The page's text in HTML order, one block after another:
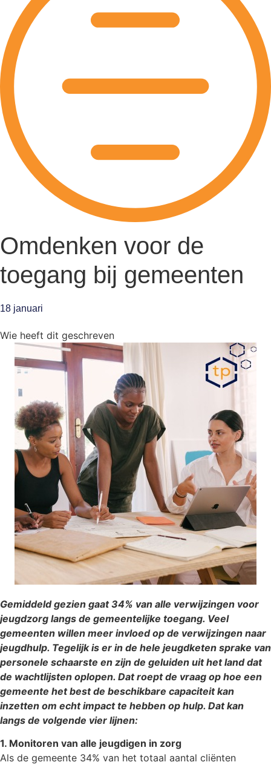
Omdenken voor de
toegang bij gemeenten
18 januari
Wie heeft dit geschreven
Gemiddeld gezien gaat 34% van alle verwijzingen voor
jeugdzorg langs de gemeentelijke toegang. Veel
gemeenten willen meer invloed op de verwijzingen naar
jeugdhulp. Tegelijk is er in de hele jeugdketen sprake van
personele schaarste en zijn de geluiden uit het land dat
de wachtlijsten oplopen. Dat roept de vraag op hoe een
gemeente het best de beschikbare capaciteit kan
inzetten om echt impact te hebben op hulp. Dat kan
langs de volgende vier lijnen:
1. Monitoren van alle jeugdigen in zorg
Als de gemeente 34% van het totaal aantal cliënten